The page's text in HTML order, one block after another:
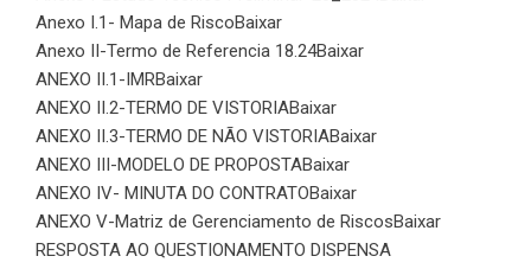
Anexo I.1- Mapa de RiscoBaixar
Anexo II-Termo de Referencia 18.24Baixar
ANEXO II.1-IMRBaixar
ANEXO II.2-TERMO DE VISTORIABaixar
ANEXO II.3-TERMO DE NÃO VISTORIABaixar
ANEXO III-MODELO DE PROPOSTABaixar
ANEXO IV- MINUTA DO CONTRATOBaixar
ANEXO V-Matriz de Gerenciamento de RiscosBaixar
RESPOSTA AO QUESTIONAMENTO DISPENSA